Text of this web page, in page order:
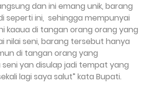
dan ini emang unik, barang
seperti ini, sehingga mempunyai
kaaua di tangan orang orang yang
nilai seni, barang tersebut hanya
di tangan orang yang
yan disulap jadi tempat yang
lagi saya salut” kata Bupati.